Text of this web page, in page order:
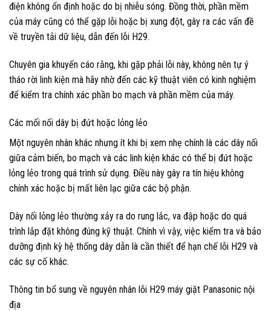
điện không ổn định hoặc do bị nhiễu sóng. Đồng thời, phần mềm
của máy cũng có thể gặp lỗi hoặc bị xung đột, gây ra các vấn đề
về truyền tải dữ liệu, dẫn đến lỗi H29.
Chuyên gia khuyến cáo rằng, khi gặp phải lỗi này, không nên tự ý
tháo rời linh kiện mà hãy nhờ đến các kỹ thuật viên có kinh nghiệm
để kiểm tra chính xác phần bo mạch và phần mềm của máy.
Các mối nối dây bị đứt hoặc lỏng lẻo
Một nguyên nhân khác nhưng ít khi bị xem nhẹ chính là các dây nối
giữa cảm biến, bo mạch và các linh kiện khác có thể bị đứt hoặc
lỏng lẻo trong quá trình sử dụng. Điều này gây ra tín hiệu không
chính xác hoặc bị mất liên lạc giữa các bộ phận.
Dây nối lỏng lẻo thường xảy ra do rung lắc, va đập hoặc do quá
trình lắp đặt không đúng kỹ thuật. Chính vì vậy, việc kiểm tra và bảo
dưỡng định kỳ hệ thống dây dẫn là cần thiết để hạn chế lỗi H29 và
các sự cố khác.
Thông tin bổ sung về nguyên nhân lỗi H29 máy giặt Panasonic nội
địa